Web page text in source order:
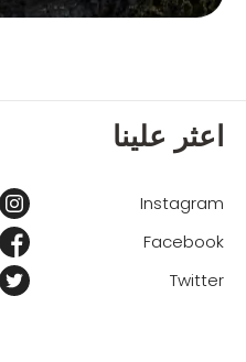
اعثر علينا
Instagram
Facebook
Twitter